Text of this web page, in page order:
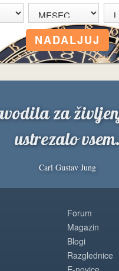
za
ustrezalo vsem.
Carl Gustav Jung
Forum
Magazin
Blogi
Razglednice